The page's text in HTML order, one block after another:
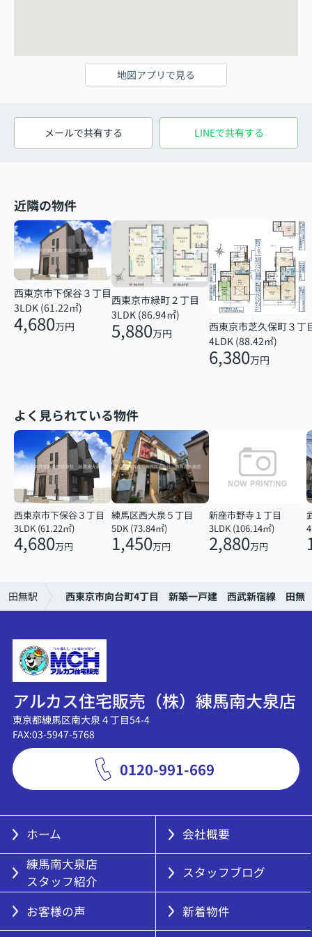
地図アプリで見る
メールで共有する LINEで共有する
近隣の物件
西東京市下保谷３丁目
3LDK (61.22㎡)
4,680万円
西東京市緑町２丁目
3LDK (86.94㎡)
5,880万円
西東京市芝久保町３丁
4LDK (88.42㎡)
6,380万円
よく見られている物件
西東京市下保谷３丁目
3LDK (61.22㎡)
4,680万円
練馬区西大泉５丁目
5DK (73.84㎡)
1,450万円
新座市野寺１丁目
3LDK (106.14㎡)
2,880万円
田無駅 西東京市向台町4丁目 新築一戸建 西武新宿線 田無
アルカス住宅販売（株）練馬南大泉店
東京都練馬区南大泉４丁目54-4
FAX:03-5947-5768
0120-991-669
ホーム
会社概要
練馬南大泉店
スタッフ紹介
スタッフブログ
お客様の声 新着物件